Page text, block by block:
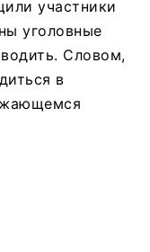
участники
уголовные
Словом,
в